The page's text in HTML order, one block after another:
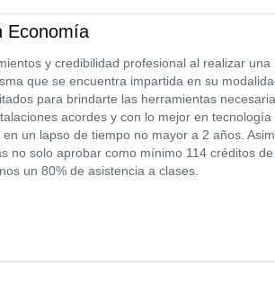
Economía
y credibilidad profesional al realizar una
que se encuentra impartida en su
para brindarte las herramientas
acordes y con lo mejor en tecnología
un lapso de tiempo no mayor a 2 años.
no solo aprobar como mínimo 114 créditos de
un 80% de asistencia a clases.